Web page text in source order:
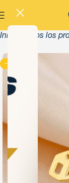
Inicio Todos los
-13%